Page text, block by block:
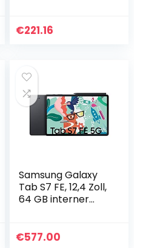
Lautsprecher, 32
€221.16
Samsung Galaxy
Tab S7 FE, 12,4 Zoll,
64 GB interner
Tablet inklusive S
€577.00